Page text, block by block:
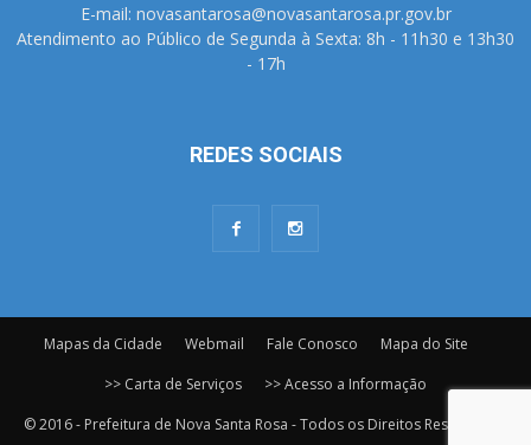
E-mail: novasantarosa@novasantarosa.pr.gov.br
Atendimento ao Público de Segunda à Sexta: 8h - 11h30 e 13h30
- 17h
REDES SOCIAIS
Mapas da Cidade Webmail Fale Conosco
Mapa do Site
>> Carta de Serviços
>> Acesso a Informação
© 2016 - Prefeitura de Nova Santa Rosa - Todos os Direitos Reservados.